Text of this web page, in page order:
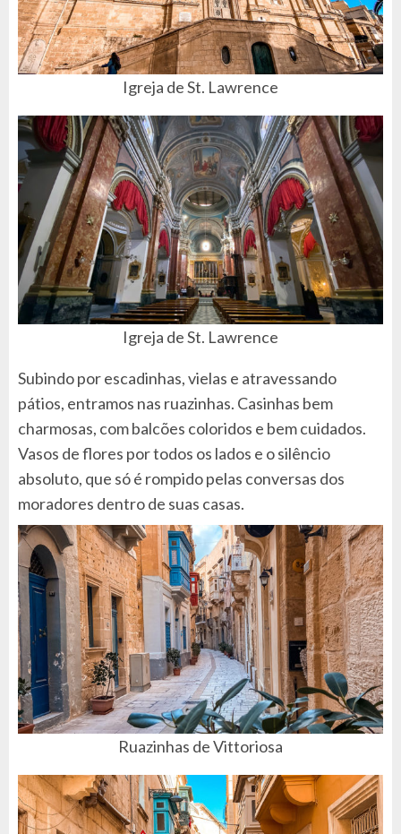
Igreja de St. Lawrence
Igreja de St. Lawrence
Subindo por escadinhas, vielas e atravessando
pátios, entramos nas ruazinhas. Casinhas bem
charmosas, com balcões coloridos e bem cuidados.
Vasos de flores por todos os lados e o silêncio
absoluto, que só é rompido pelas conversas dos
moradores dentro de suas casas.
Ruazinhas de Vittoriosa